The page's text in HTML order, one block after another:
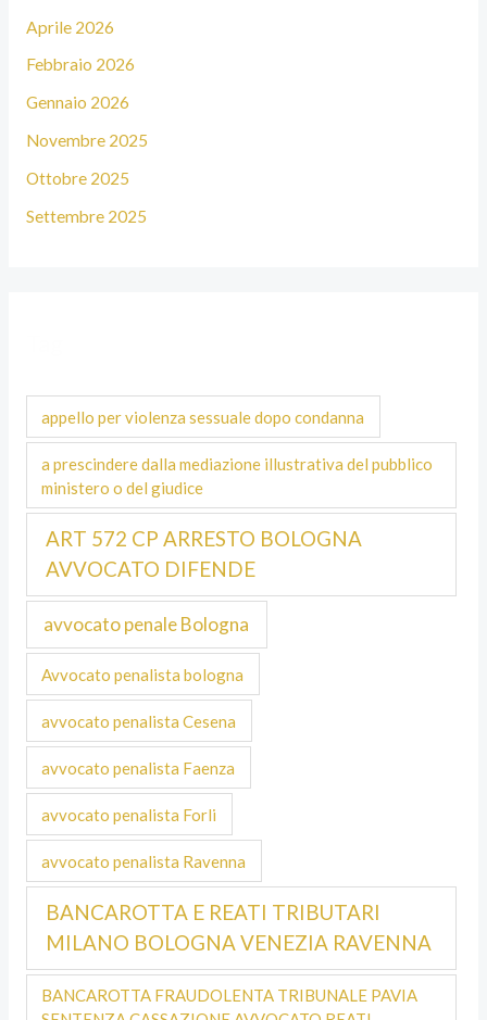
Aprile 2026
Febbraio 2026
Gennaio 2026
Novembre 2025
Ottobre 2025
Settembre 2025
appello per violenza sessuale dopo condanna
a prescindere dalla mediazione illustrativa del pubblico
ministero o del giudice
ART 572 CP ARRESTO BOLOGNA
AVVOCATO DIFENDE
avvocato penale Bologna
Avvocato penalista bologna
avvocato penalista Cesena
avvocato penalista Faenza
avvocato penalista Forli
avvocato penalista Ravenna
BANCAROTTA E REATI TRIBUTARI
MILANO BOLOGNA VENEZIA RAVENNA
BANCAROTTA FRAUDOLENTA TRIBUNALE PAVIA